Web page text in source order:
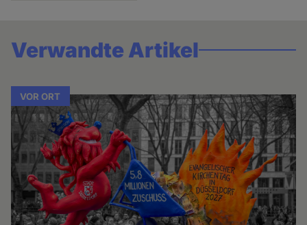
Verwandte Artikel
VOR ORT